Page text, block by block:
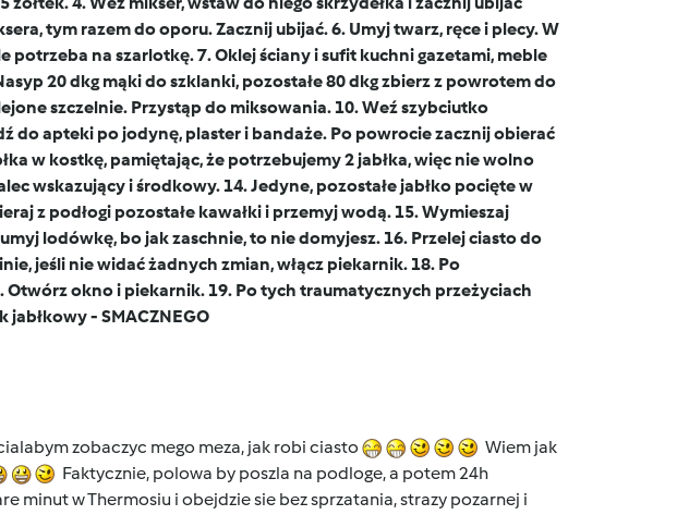
tym razem do oporu. Zacznij ubijać. 6. Umyj twarz, ręce i plecy. W
potrzeba na szarlotkę. 7. Oklej ściany i sufit kuchni gazetami, meble
20 dkg mąki do szklanki, pozostałe 80 dkg zbierz z powrotem do
szczelnie. Przystąp do miksowania. 10. Weź szybciutko
do apteki po jodynę, plaster i bandaże. Po powrocie zacznij obierać
w kostkę, pamiętając, że potrzebujemy 2 jabłka, więc nie wolno
wskazujący i środkowy. 14. Jedyne, pozostałe jabłko pocięte w
z podłogi pozostałe kawałki i przemyj wodą. 15. Wymieszaj
lodówkę, bo jak zaschnie, to nie domyjesz. 16. Przelej ciasto do
jeśli nie widać żadnych zmian, włącz piekarnik. 18. Po
okno i piekarnik. 19. Po tych traumatycznych przeżyciach
- SMACZNEGO
zobaczyc mego meza, jak robi ciasto
Wiem jak
Faktycznie, polowa by poszla na podloge, a potem 24h
minut w Thermosiu i obejdzie sie bez sprzatania, strazy pozarnej i